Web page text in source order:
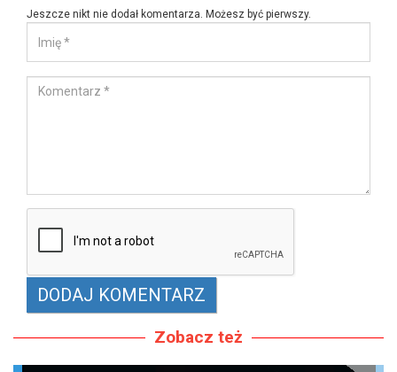
Jeszcze nikt nie dodał komentarza. Możesz być pierwszy.
Zobacz też